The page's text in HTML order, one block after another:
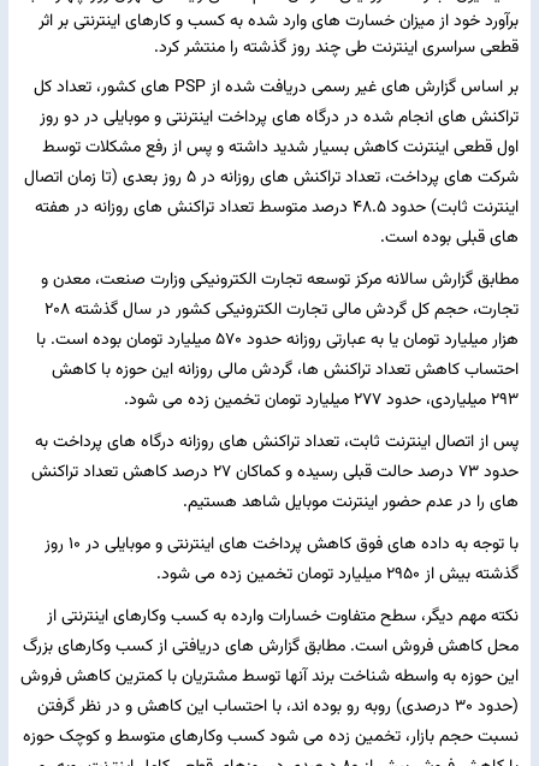
برآورد خود از میزان خسارت های وارد شده به کسب و کارهای اینترنتی بر اثر
قطعی سراسری اینترنت طی چند روز گذشته را منتشر کرد.
بر اساس گزارش های غیر رسمی دریافت شده از PSP های کشور، تعداد کل
تراکنش های انجام شده در درگاه های پرداخت اینترنتی و موبایلی در دو روز
اول قطعی اینترنت کاهش بسیار شدید داشته و پس از رفع مشکلات توسط
شرکت های پرداخت، تعداد تراکنش های روزانه در ۵ روز بعدی (تا زمان اتصال
اینترنت ثابت) حدود ۴۸.۵ درصد متوسط تعداد تراکنش های روزانه در هفته
های قبلی بوده است.
مطابق گزارش سالانه مرکز توسعه تجارت الکترونیکی وزارت صنعت، معدن و
تجارت، حجم کل گردش مالی تجارت الکترونیکی کشور در سال گذشته ۲۰۸
هزار میلیارد تومان یا به عبارتی روزانه حدود ۵۷۰ میلیارد تومان بوده است. با
احتساب کاهش تعداد تراکنش ها، گردش مالی روزانه این حوزه با کاهش
۲۹۳ میلیاردی، حدود ۲۷۷ میلیارد تومان تخمین زده می شود.
پس از اتصال اینترنت ثابت، تعداد تراکنش های روزانه درگاه های پرداخت به
حدود ۷۳ درصد حالت قبلی رسیده و کماکان ۲۷ درصد کاهش تعداد تراکنش
های را در عدم حضور اینترنت موبایل شاهد هستیم.
با توجه به داده های فوق کاهش پرداخت های اینترنتی و موبایلی در ۱۰ روز
گذشته بیش از ۲۹۵۰ میلیارد تومان تخمین زده می شود.
نکته مهم دیگر، سطح متفاوت خسارات وارده به کسب وکارهای اینترنتی از
محل کاهش فروش است. مطابق گزارش های دریافتی از کسب وکارهای بزرگ
این حوزه به واسطه شناخت برند آنها توسط مشتریان با کمترین کاهش فروش
(حدود ۳۰ درصدی) روبه رو بوده اند، با احتساب این کاهش و در نظر گرفتن
نسبت حجم بازار، تخمین زده می شود کسب وکارهای متوسط و کوچک حوزه